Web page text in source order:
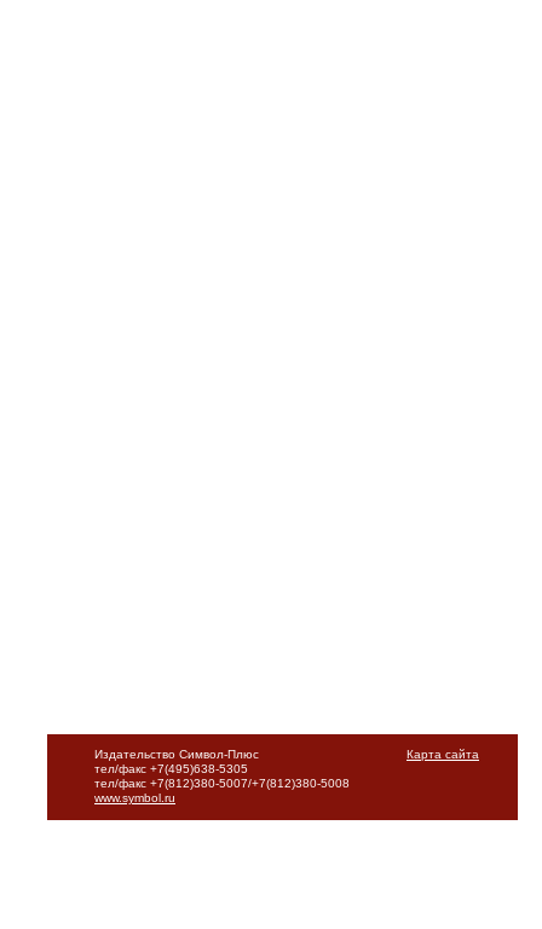
Карта сайта
Издательство Символ-Плюс
тел/факс +7(495)638-5305
тел/факс +7(812)380-5007/+7(812)380-5008
www.symbol.ru